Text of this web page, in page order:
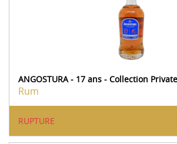
ANGOSTURA - 17 ans - Collection
Rum
RUPTURE